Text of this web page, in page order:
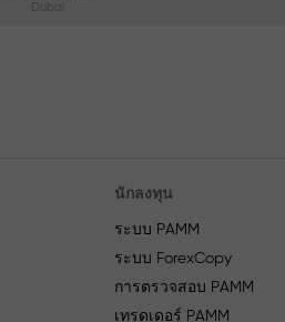
Dubai
นักลงทุน
ระบบ PAMM
ระบบ ForexCopy
การตรวจสอบ PAMM
เทรดเดอร์ PAMM